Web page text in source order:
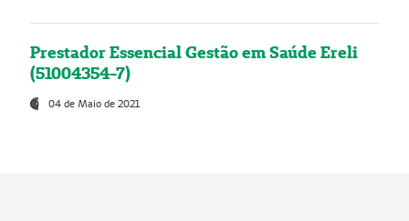
Prestador Essencial Gestão em Saúde Ereli
(51004354-7)
04 de Maio de 2021